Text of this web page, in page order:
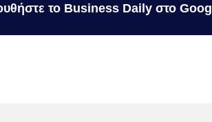
το Business Daily στο